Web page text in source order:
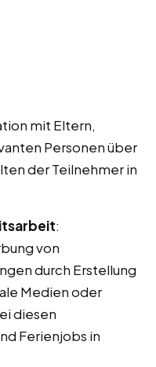
mit Eltern,
Personen über
der Teilnehmer in
:
von
durch Erstellung
Medien oder
diesen
Ferienjobs in